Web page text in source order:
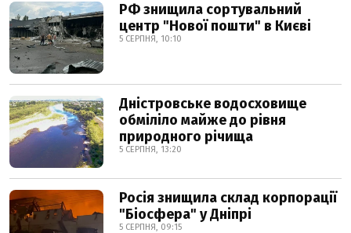
РФ знищила сортувальний
центр "Нової пошти" в Києві
5 СЕРПНЯ, 10:10
Дністровське водосховище
обміліло майже до рівня
природного річища
5 СЕРПНЯ, 13:20
Росія знищила склад корпорації
"Біосфера" у Дніпрі
5 СЕРПНЯ, 09:15